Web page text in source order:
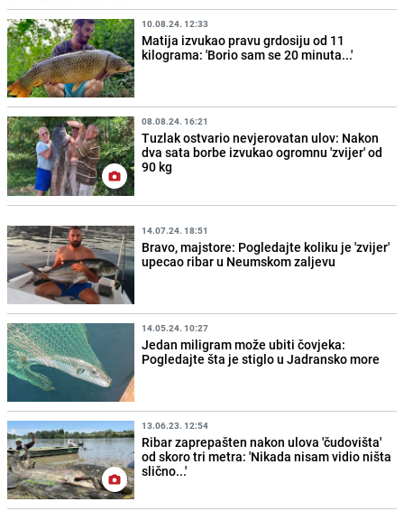
10.08.24. 12:33
Matija izvukao pravu grdosiju od 11
kilograma: 'Borio sam se 20 minuta...'
08.08.24. 16:21
Tuzlak ostvario nevjerovatan ulov: Nakon
dva sata borbe izvukao ogromnu 'zvijer' od
90 kg
14.07.24. 18:51
Bravo, majstore: Pogledajte koliku je 'zvijer'
upecao ribar u Neumskom zaljevu
14.05.24. 10:27
Jedan miligram može ubiti čovjeka:
Pogledajte šta je stiglo u Jadransko more
13.06.23. 12:54
Ribar zaprepašten nakon ulova 'čudovišta'
od skoro tri metra: 'Nikada nisam vidio ništa
slično...'